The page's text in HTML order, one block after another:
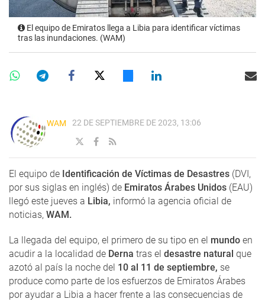
El equipo de Emiratos llega a Libia para identificar víctimas
tras las inundaciones. (WAM)
WAM 22 DE SEPTIEMBRE DE 2023, 13:06
El equipo de Identificación de Víctimas de Desastres (DVI,
por sus siglas en inglés) de Emiratos Árabes Unidos (EAU)
llegó este jueves a Libia, informó la agencia oficial de
noticias, WAM.
La llegada del equipo, el primero de su tipo en el mundo en
acudir a la localidad de Derna tras el desastre natural que
azotó al país la noche del 10 al 11 de septiembre, se
produce como parte de los esfuerzos de Emiratos Árabes
por ayudar a Libia a hacer frente a las consecuencias de